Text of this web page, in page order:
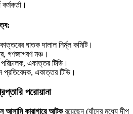
ঘাতক দালাল নির্মূল কমিটি।
গণজাগরণ মঞ্চ।
একাত্তর টিভি।
প্রতিবেদক, একাত্তর টিভি।
পরোয়ানা
আসামি কারাগারে আটকরয়েছেন (যাঁদের মধ্যে দীপু